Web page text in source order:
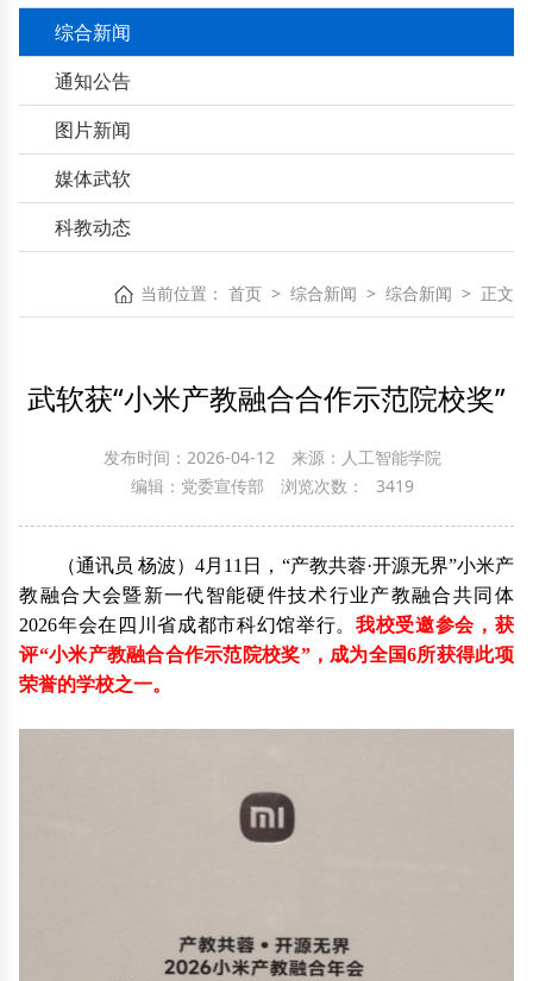
综合新闻
通知公告
图片新闻
媒体武软
科教动态
当前位置： 首页 > 综合新闻 > 综合新闻 > 正文
武软获“小米产教融合合作示范院校奖”
发布时间：2026-04-12
来源：人工智能学院
编辑：党委宣传部
浏览次数： 3419
（通讯员 杨波）4月11日，“产教共蓉·开源无界”小米产
教融合大会暨新一代智能硬件技术行业产教融合共同体
2026年会在四川省成都市科幻馆举行。 我校受邀参会，获
评“小米产教融合合作示范院校奖”，成为全国6所获得此项
荣誉的学校之一。